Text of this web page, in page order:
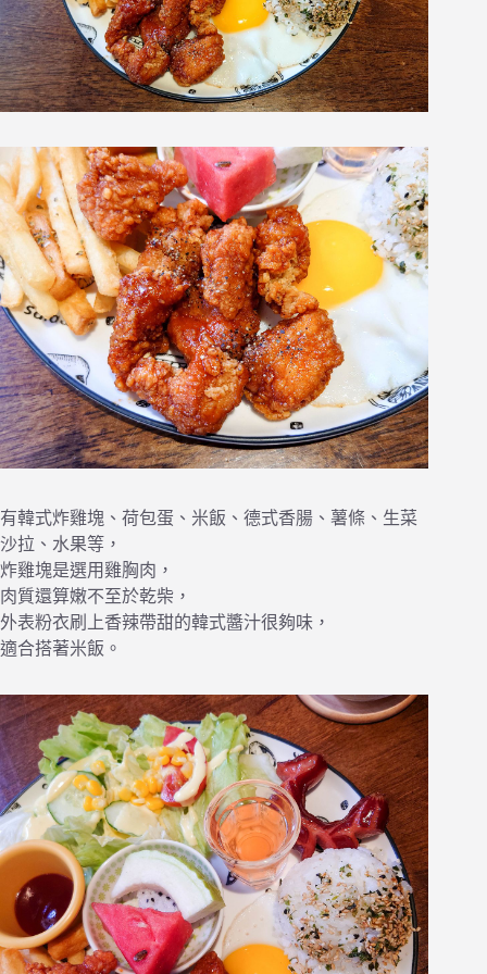
有韓式炸雞塊、荷包蛋、米飯、德式香腸、薯條、生菜
沙拉、水果等，
炸雞塊是選用雞胸肉，
肉質還算嫩不至於乾柴，
外表粉衣刷上香辣帶甜的韓式醬汁很夠味，
適合搭著米飯。